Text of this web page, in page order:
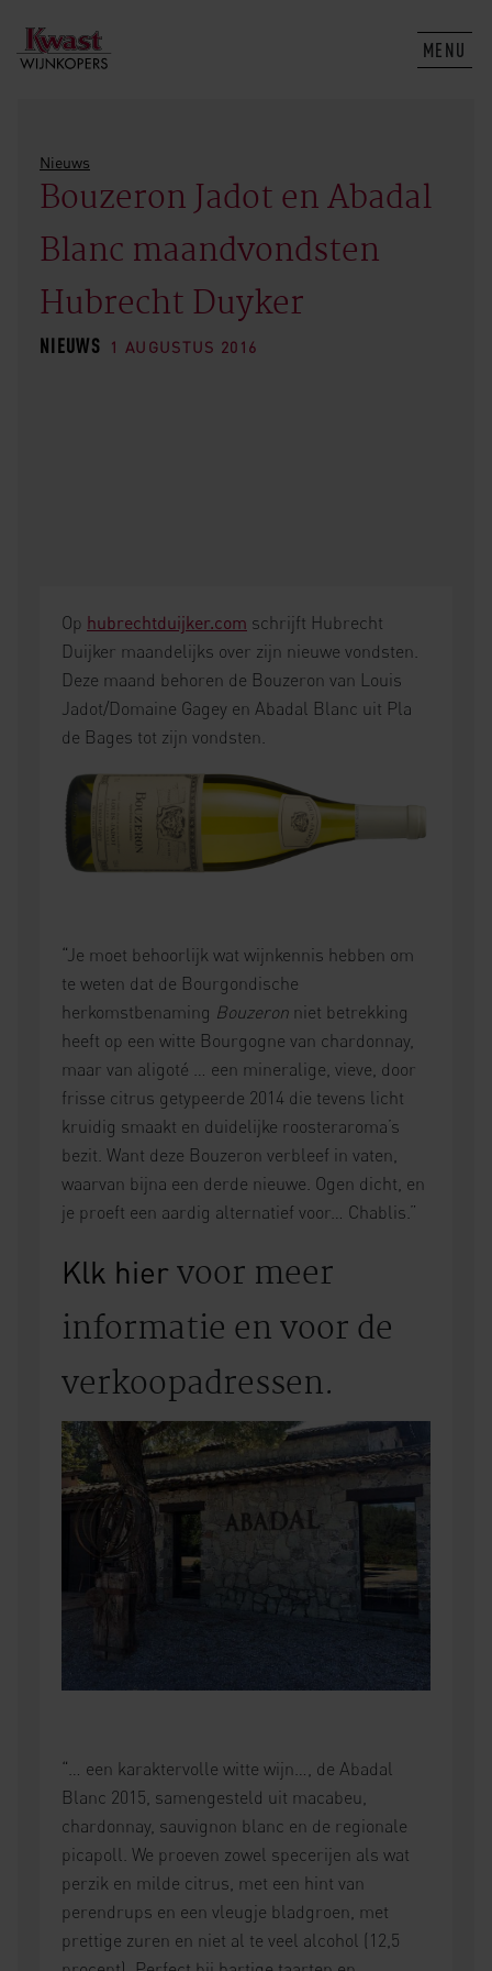
MENU
Nieuws
Bouzeron Jadot en Abadal
Blanc maandvondsten
Hubrecht Duyker
NIEUWS 1 AUGUSTUS 2016
Op hubrechtduijker.com schrijft Hubrecht
Duijker maandelijks over zijn nieuwe vondsten.
Deze maand behoren de Bouzeron van Louis
Jadot/Domaine Gagey en Abadal Blanc uit Pla
de Bages tot zijn vondsten.
“Je moet behoorlijk wat wijnkennis hebben om
te weten dat de Bourgondische
herkomstbenaming Bouzeron niet betrekking
heeft op een witte Bourgogne van chardonnay,
maar van aligoté … een mineralige, vieve, door
frisse citrus getypeerde 2014 die tevens licht
kruidig smaakt en duidelijke roosteraroma’s
bezit. Want deze Bouzeron verbleef in vaten,
waarvan bijna een derde nieuwe. Ogen dicht, en
je proeft een aardig alternatief voor… Chablis.”
Klk hier voor meer
informatie en voor de
verkoopadressen.
“… een karaktervolle witte wijn…, de Abadal
Blanc 2015, samengesteld uit macabeu,
chardonnay, sauvignon blanc en de regionale
picapoll. We proeven zowel specerijen als wat
perzik en milde citrus, met een hint van
perendrups en een vleugje bladgroen, met
prettige zuren en niet al te veel alcohol (12,5